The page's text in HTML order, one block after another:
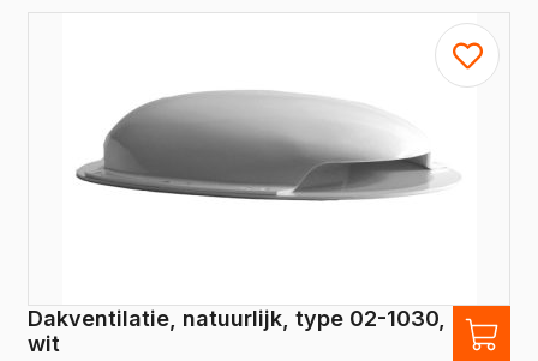
Dakventilatie, natuurlijk, type 02-1030,
wit